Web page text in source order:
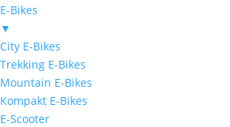
E-Bikes
▼
City E-Bikes
Trekking E-Bikes
Mountain E-Bikes
Kompakt E-Bikes
E-Scooter